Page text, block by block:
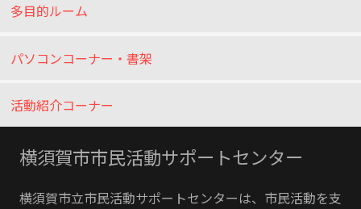
多目的ルーム
パソコンコーナー・書架
活動紹介コーナー
横須賀市市民活動サポートセンター
横須賀市立市民活動サポートセンターは、市民活動を支